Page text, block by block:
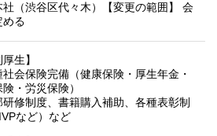
社（渋谷区代々木）【変更の範囲】 会
める
厚生】
社会保険完備（健康保険・厚生年金・
・労災保険）
研修制度、書籍購入補助、各種表彰制
など）など